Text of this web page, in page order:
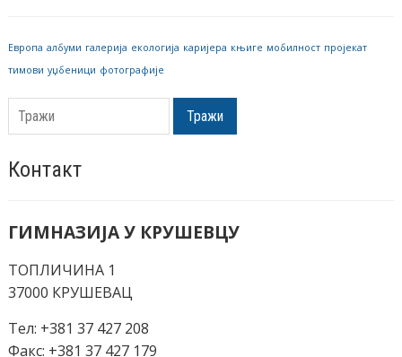
Европа албуми галерија екологија каријера књиге мобилност пројекат
тимови уџбеници фотографије
Тражи
Контакт
ГИМНАЗИЈА У КРУШЕВЦУ
ТОПЛИЧИНА 1
37000 КРУШЕВАЦ
Тел: +381 37 427 208
Факс: +381 37 427 179